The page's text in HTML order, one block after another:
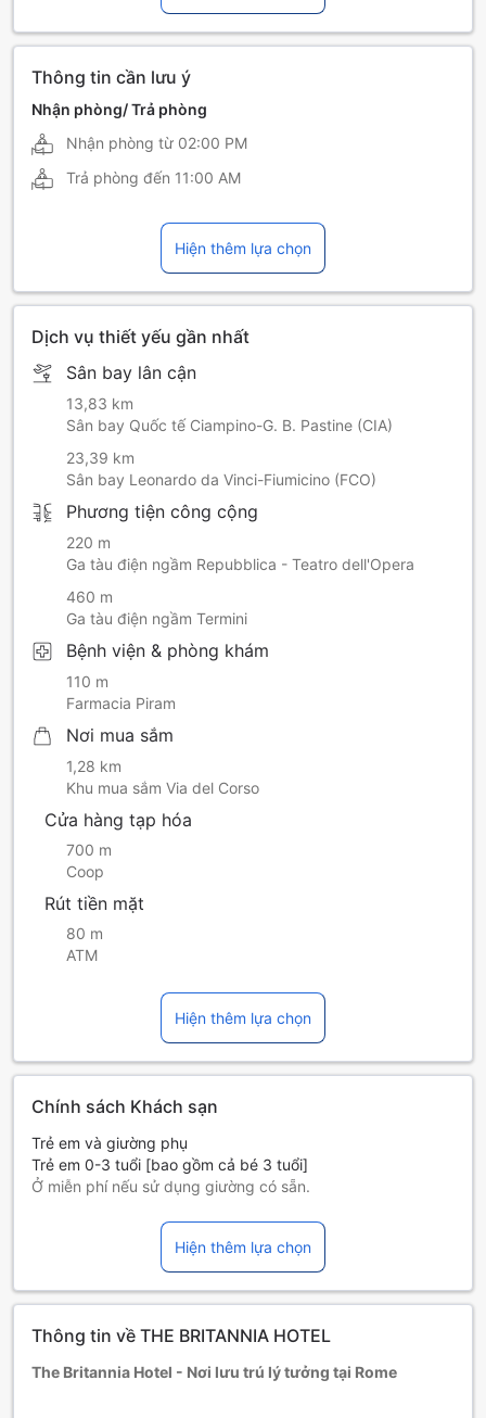
Thông tin cần lưu ý
Nhận phòng/ Trả phòng
Nhận phòng từ 02:00 PM
Trả phòng đến 11:00 AM
Hiện thêm lựa chọn
Dịch vụ thiết yếu gần nhất
Sân bay lân cận
13,83 km
Sân bay Quốc tế Ciampino-G. B. Pastine (CIA)
23,39 km
Sân bay Leonardo da Vinci-Fiumicino (FCO)
Phương tiện công cộng
220 m
Ga tàu điện ngầm Repubblica - Teatro dell'Opera
460 m
Ga tàu điện ngầm Termini
Bệnh viện & phòng khám
110 m
Farmacia Piram
Nơi mua sắm
1,28 km
Khu mua sắm Via del Corso
Cửa hàng tạp hóa
700 m
Coop
Rút tiền mặt
80 m
ATM
Hiện thêm lựa chọn
Chính sách Khách sạn
Trẻ em và giường phụ
Trẻ em 0-3 tuổi [bao gồm cả bé 3 tuổi]
Ở miễn phí nếu sử dụng giường có sẵn.
kiểm tra thông tin phòng để biết thêm chi tiết.
Khi đặt trên 5 phòng, chính sách và điều khoản bổ sung có
thể được áp dụng.
Hiện thêm lựa chọn
Thông tin về THE BRITANNIA HOTEL
The Britannia Hotel - Nơi lưu trú lý tưởng tại Rome